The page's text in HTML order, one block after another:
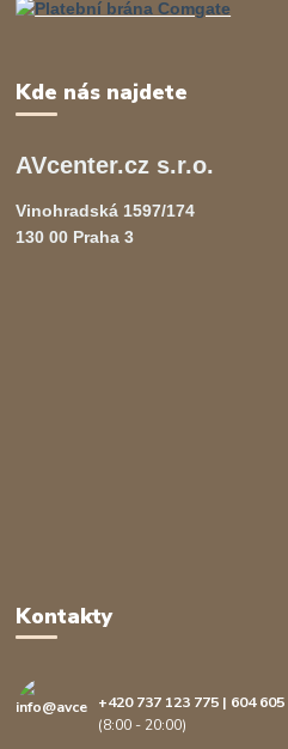
Kde nás najdete
AVcenter.cz s.r.o.
Vinohradská 1597/174
130 00 Praha 3
Kontakty
+420 737 123 775 | 604 605
(8:00 - 20:00)